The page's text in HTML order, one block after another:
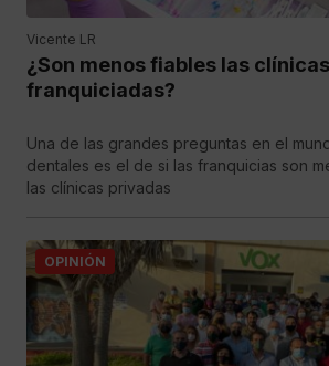
Vicente LR
¿Son menos fiables las
franquiciadas?
Una de las grandes preguntas en el
dentales es el de si las franquicias son
las clínicas privadas
OPINIÓN